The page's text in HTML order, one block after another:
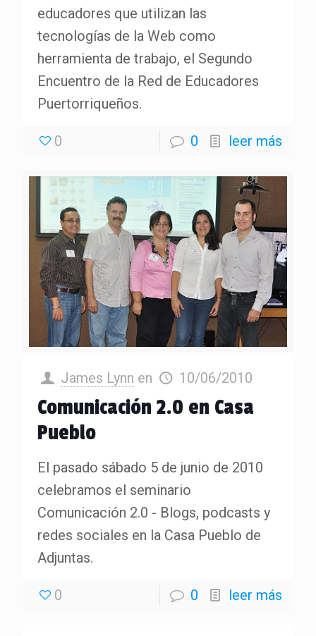
educadores que utilizan las
tecnologías de la Web como
herramienta de trabajo, el Segundo
Encuentro de la Red de Educadores
Puertorriqueños.
0 0 leer más
James Lynn en 10/06/2010
Comunicación 2.0 en Casa
Pueblo
El pasado sábado 5 de junio de 2010
celebramos el seminario
Comunicación 2.0 - Blogs, podcasts y
redes sociales en la Casa Pueblo de
Adjuntas.
0 0 leer más